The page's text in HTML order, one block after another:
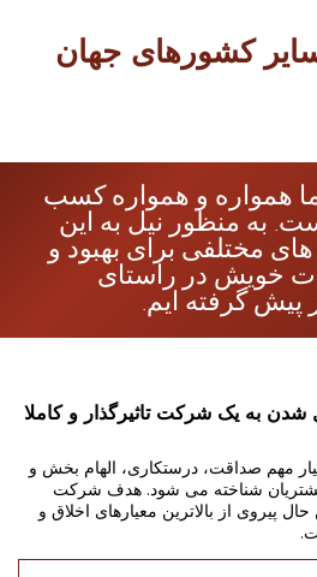
کشورهای جهان
همواره و همواره کسب
به منظور نیل به این
مختلفی برای بهبود و
خویش در راستای
گرفته ایم.
شدن به یک شرکت تاثیرگذار و کاملا
مهم صداقت، درستکاری، الهام بخش و
مشتریان شناخته می شود. هدف شرکت
پیروی از بالاترین معیارهای اخلاق و